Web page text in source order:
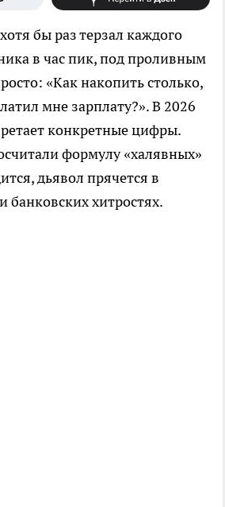
бы раз терзал каждого
в час пик, под проливным
«Как накопить столько,
мне зарплату?». В 2026
конкретные цифры.
формулу «халявных»
дьявол прячется в
банковских хитростях.